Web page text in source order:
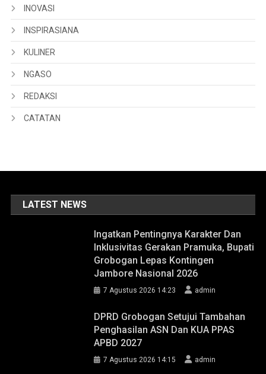
INOVASI
INSPIRASIANA
KULINER
NGASO
REDAKSI
CATATAN
LATEST NEWS
Ingatkan Pentingnya Karakter Dan
Inklusivitas Gerakan Pramuka, Bupati
Grobogan Lepas Kontingen
Jambore Nasional 2026
7 Agustus 2026 14:23 admin
DPRD Grobogan Setujui Tambahan
Penghasilan ASN Dan KUA PPAS
APBD 2027
7 Agustus 2026 14:15 admin